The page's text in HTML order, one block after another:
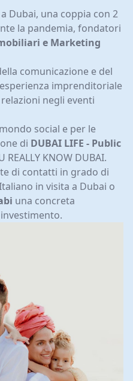
Dubai, una coppia con 2
la pandemia, fondatori
e Marketing
comunicazione e del
imprenditoriale
negli eventi
social e per le
di DUBAI LIFE - Public
REALLY KNOW DUBAI.
di contatti in grado di
in visita a Dubai o
una concreta